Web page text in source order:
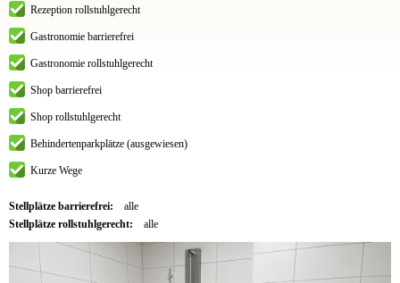
Rezeption rollstuhlgerecht
Gastronomie barrierefrei
Gastronomie rollstuhlgerecht
Shop barrierefrei
Shop rollstuhlgerecht
Behindertenparkplätze (ausgewiesen)
Kurze Wege
Stellplätze barrierefrei:
alle
Stellplätze rollstuhlgerecht:
alle